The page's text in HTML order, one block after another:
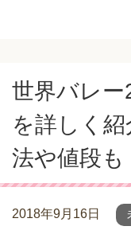
世界バレ
を詳しく
法や値段も
2018年9月16日